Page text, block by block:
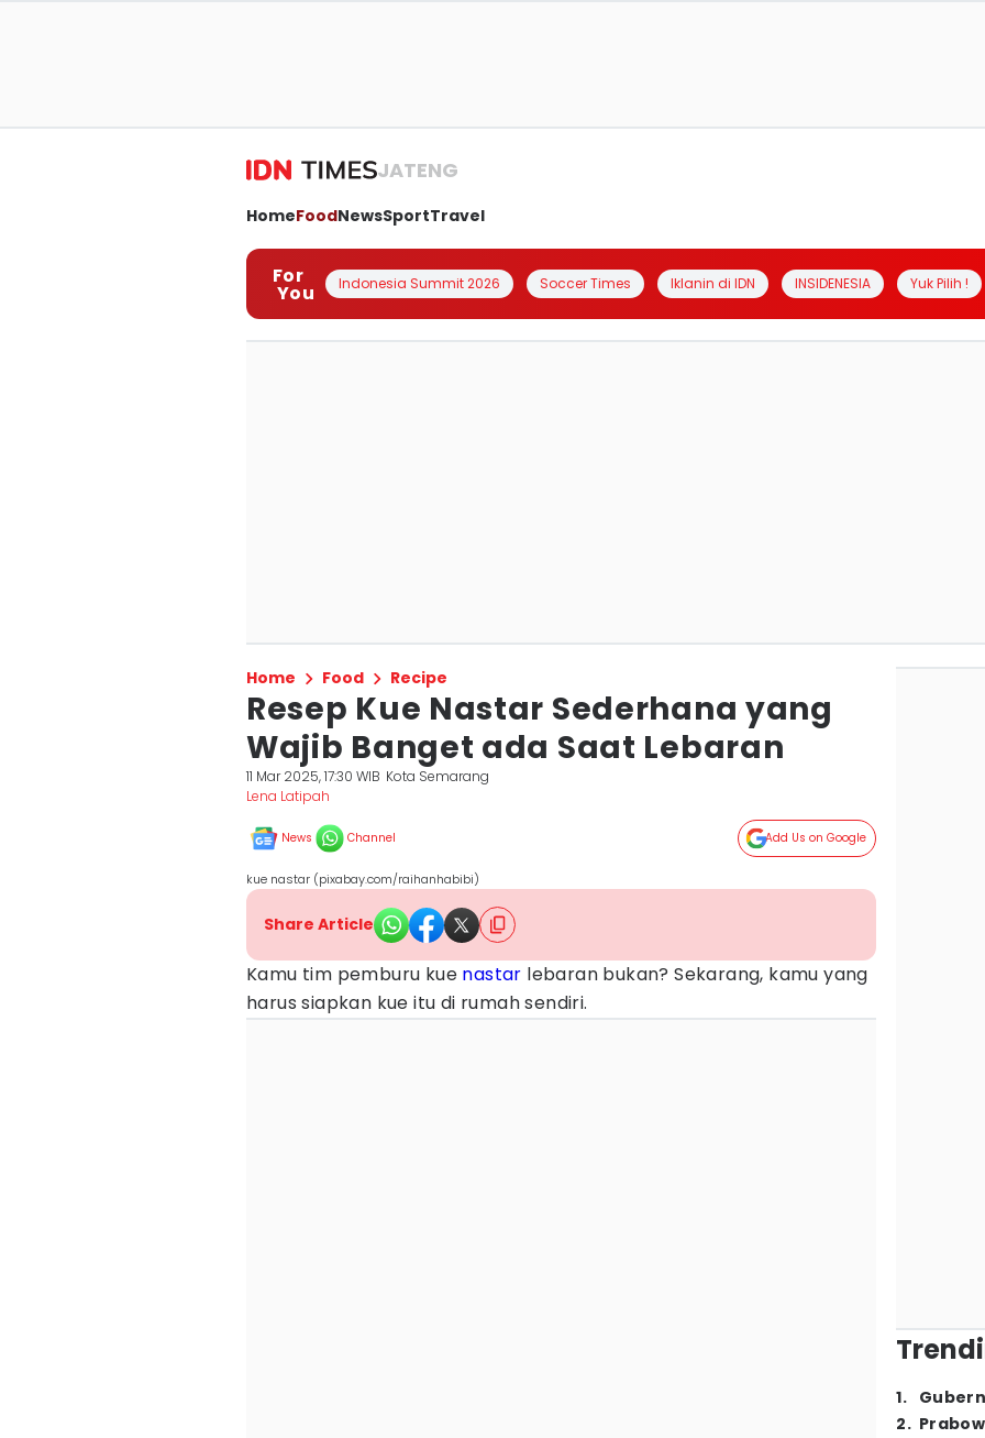
JATENG
HomeFoodNewsSportTravel
For
You Indonesia Summit 2026 Soccer Times Iklanin di IDN INSIDENESIA Yuk Pilih !
Home Food Recipe
Resep Kue Nastar Sederhana yang
Wajib Banget ada Saat Lebaran
11 Mar 2025, 17:30 WIB Kota Semarang
Lena Latipah
News Channel Add Us on Google
kue nastar (pixabay.com/raihanhabibi)
Share Article
Kamu tim pemburu kue nastar lebaran bukan? Sekarang, kamu yang
harus siapkan kue itu di rumah sendiri.
1.
2.